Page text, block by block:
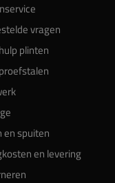
vragen
plinten
en spuiten
en levering